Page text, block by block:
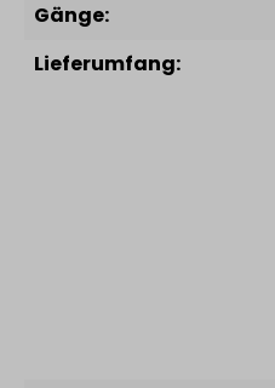
Gänge:
Lieferumfang: